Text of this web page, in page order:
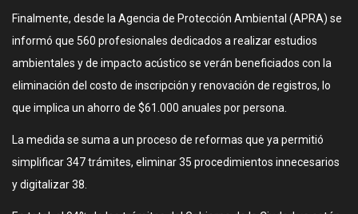
Finalmente, desde la Agencia de Protección Ambiental (APRA) se
informó que 560 profesionales dedicados a realizar estudios
ambientales y de impacto acústico se verán beneficiados con la
eliminación del costo de inscripción y renovación de registros, lo
que implica un ahorro de $61.000 anuales por persona.
La medida se suma a un proceso de reformas que ya permitió
simplificar 347 trámites, eliminar 35 procedimientos innecesarios
y digitalizar 38.